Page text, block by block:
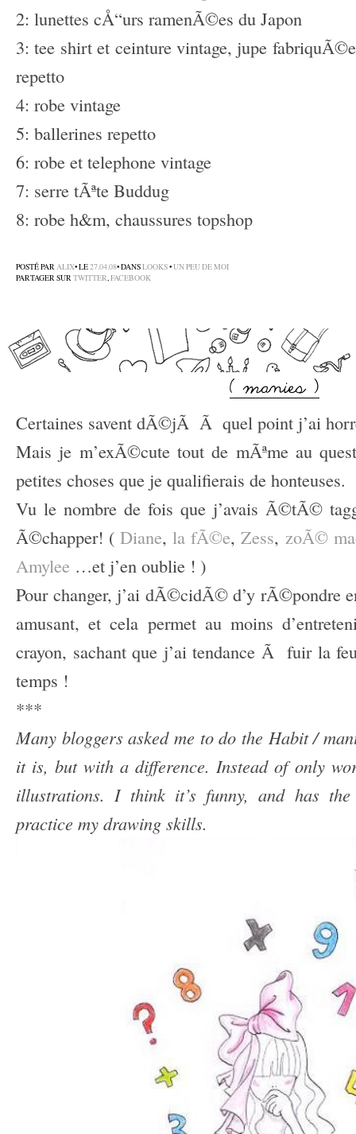
2: lunettes cÅ“urs ramenÃ©es du Japon
3: tee shirt et ceinture vintage, jupe
repetto
4: robe vintage
5: ballerines repetto
6: robe et telephone vintage
7: serre tÃªte Buddug
8: robe h&m, chaussures topshop
POSTÉ PARALIX• LE27.04.08• DANSLOOKS•UN PEU DE MOI
PARTAGER SURTWITTER,FACEBOOK
Certaines savent dÃ©jÃ Ã quel point j’ai
Mais je m’exÃ©cute tout de mÃªme au
petites choses que je qualifierais de honteuses.
Vu le nombre de fois que j’avais Ã©tÃ©
Ã©chapper! (Diane, la fÃ©e,Zess, zoÃ©
Amylee …et j’en oublie ! )
Pour changer, j’ai dÃ©cidÃ© d’y rÃ©pondre
amusant, et cela permet au moins
crayon, sachant que j’ai tendance Ã fuir la
temps !
***
Many bloggers asked me to do the Habit /
it is, but with a difference. Instead of only
illustrations. I think it’s funny, and has the
practice my drawing skills.